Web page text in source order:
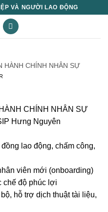
VÀ NGƯỜI LAO ĐỘNG
HÀNH CHÍNH NHÂN SỰ
CHÍNH NHÂN SỰ
Hưng Nguyên
lao động, chấm công,
viên mới (onboarding)
chế độ phúc lợi
hỗ trợ dịch thuật tài liệu,